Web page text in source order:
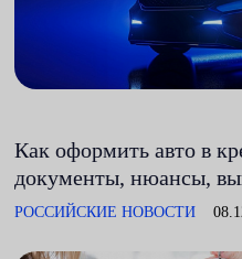
Как оформить авто в
документы, нюансы,
РОССИЙСКИЕ НОВОСТИ